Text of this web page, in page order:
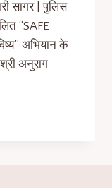
सागर | पुलिस
“SAFE
अभियान के
अनुराग